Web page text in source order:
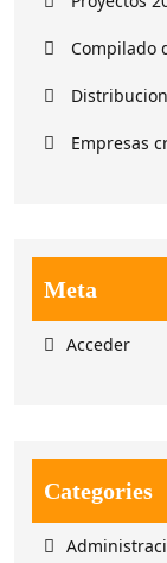
Compilado
Empresas
Meta
Acceder
Categories